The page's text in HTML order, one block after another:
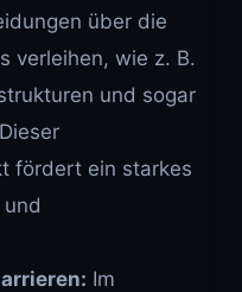
über die
verleihen, wie z. B.
und sogar
fördert ein starkes
Im